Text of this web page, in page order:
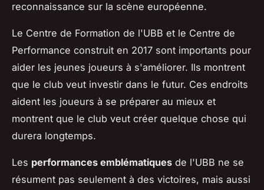
reconnaissance sur la scène européenne.
Le Centre de Formation de l'UBB et le Centre de
Performance construit en 2017 sont importants pour
aider les jeunes joueurs à s'améliorer. Ils montrent
que le club veut investir dans le futur. Ces endroits
aident les joueurs à se préparer au mieux et
montrent que le club veut créer quelque chose qui
durera longtemps.
Les performances emblématiques de l'UBB ne se
résument pas seulement à des victoires, mais aussi